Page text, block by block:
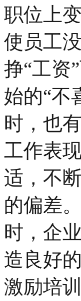
职位上
使员工
挣“工资
始的“不
时，也
工作表
适，不
的偏差
时，企
造良好
激励培